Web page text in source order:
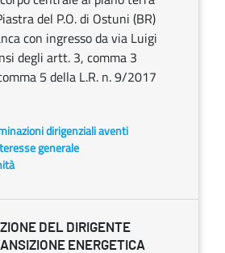
del P.O. di Ostuni (BR)
con ingresso da via Luigi
degli artt. 3, comma 3
5 della L.R. n. 9/2017
dirigenziali aventi
generale
DEL DIRIGENTE
ENERGETICA